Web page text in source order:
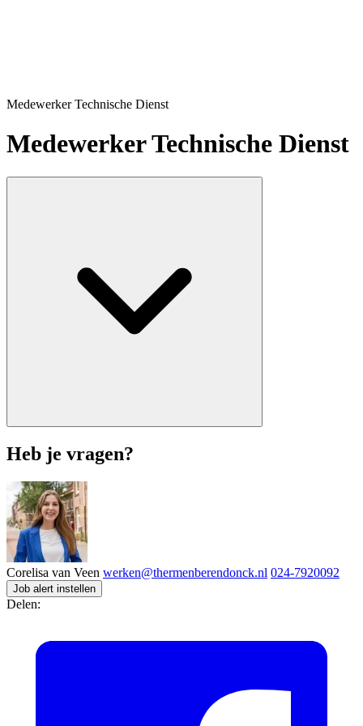
Medewerker Technische Dienst
Medewerker Technische Dienst
Heb je vragen?
Corelisa van Veen werken@thermenberendonck.nl 024-7920092
Job alert instellen
Delen: